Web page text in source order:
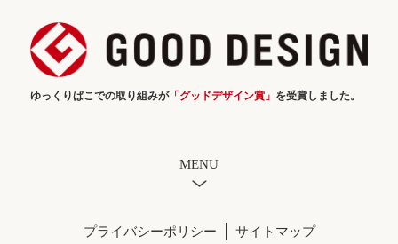
ゆっくりばこでの取り組みが「グッドデザイン賞」 を受賞しました。
MENU
プライバシーポリシー サイトマップ